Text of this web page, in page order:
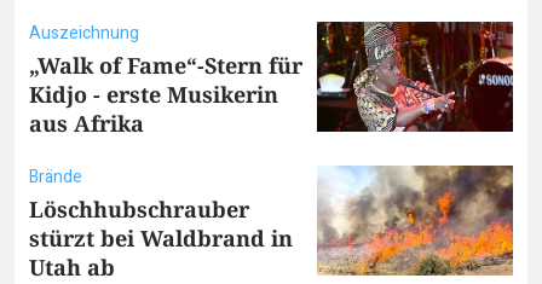
Auszeichnung
„Walk of Fame“-Stern für
Kidjo - erste Musikerin
aus Afrika
Brände
Löschhubschrauber
stürzt bei Waldbrand in
Utah ab